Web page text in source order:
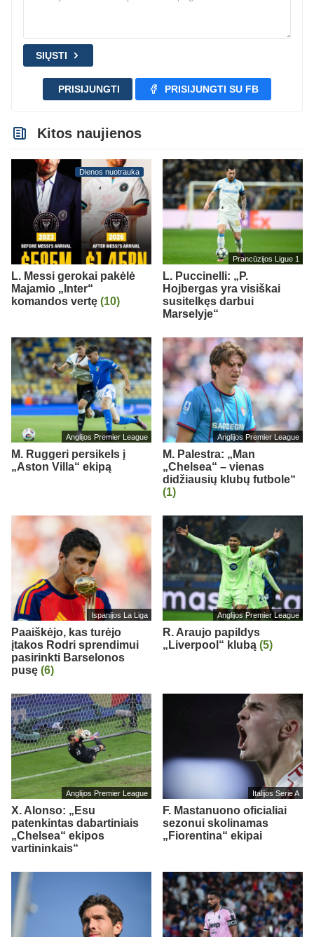
SIŲSTI
PRISIJUNGTI PRISIJUNGTI SU FB
Kitos naujienos
Dienos nuotrauka
L. Messi gerokai pakėlė
Majamio „Inter“
komandos vertę (10)
Prancūzijos Ligue 1
L. Puccinelli: „P.
Hojbergas yra visiškai
susitelkęs darbui
Marselyje“
Anglijos Premier League
M. Ruggeri persikels į
„Aston Villa“ ekipą
Anglijos Premier League
M. Palestra: „Man
„Chelsea“ – vienas
didžiausių klubų futbole“
(1)
Ispanijos La Liga
Paaiškėjo, kas turėjo
įtakos Rodri sprendimui
pasirinkti Barselonos
pusę (6)
Anglijos Premier League
R. Araujo papildys
„Liverpool“ klubą (5)
Anglijos Premier League
X. Alonso: „Esu
patenkintas dabartiniais
„Chelsea“ ekipos
vartininkais“
Italijos Serie A
F. Mastanuono oficialiai
sezonui skolinamas
„Fiorentina“ ekipai